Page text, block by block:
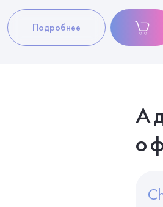
Подробнее